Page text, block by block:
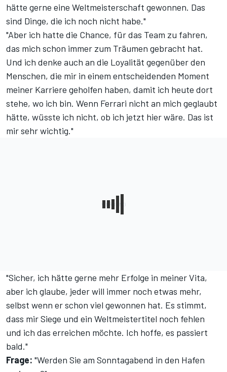
hätte gerne eine Weltmeisterschaft gewonnen. Das
sind Dinge, die ich noch nicht habe."
"Aber ich hatte die Chance, für das Team zu fahren,
das mich schon immer zum Träumen gebracht hat.
Und ich denke auch an die Loyalität gegenüber den
Menschen, die mir in einem entscheidenden Moment
meiner Karriere geholfen haben, damit ich heute dort
stehe, wo ich bin. Wenn Ferrari nicht an mich geglaubt
hätte, wüsste ich nicht, ob ich jetzt hier wäre. Das ist
mir sehr wichtig."
"Sicher, ich hätte gerne mehr Erfolge in meiner Vita,
aber ich glaube, jeder will immer noch etwas mehr,
selbst wenn er schon viel gewonnen hat. Es stimmt,
dass mir Siege und ein Weltmeistertitel noch fehlen
und ich das erreichen möchte. Ich hoffe, es passiert
bald."
Frage: "Werden Sie am Sonntagabend in den Hafen